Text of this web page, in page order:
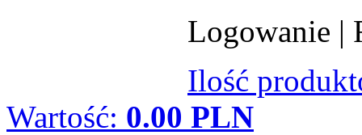
Logowanie |
Ilość
Wartość: 0.00 PLN